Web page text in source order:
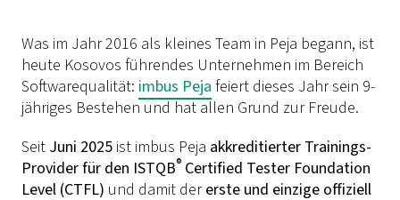
Was im Jahr 2016 als kleines Team in Peja begann, ist
heute Kosovos führendes Unternehmen im Bereich
Softwarequalität: imbus Peja feiert dieses Jahr sein 9-
jähriges Bestehen und hat allen Grund zur Freude.
Seit Juni 2025 ist imbus Peja akkreditierter Trainings-
Provider für den ISTQB® Certified Tester Foundation
Level (CTFL) und damit dererste und einzige offiziell